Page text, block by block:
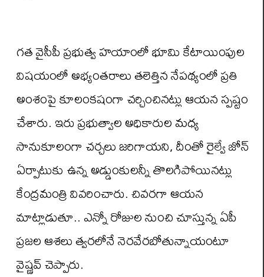
గత వైసీపీ ప్రభుత్వ హయాంలో భూమి కేటాయింపుల
విషయంలో అభ్యంతరాలు తలెత్తిన నేపథ్యంలో ప్రతి
అంశంపై కూలంకషంగా చర్చించినట్లు ఆయన స్పష్టం
చేశారు. ఇరు ప్రభుత్వాల అధికారుల మధ్య
సానుకూలంగా చర్చలు జరిగాయని, దీంతో రైల్వే జోన్
ఏర్పాటుకు ఉన్న అడ్డుంకులన్నీ తొలగిపోయినట్లు
కేంద్రమంత్రి వివరించారు. చివరగా ఆయన
మాట్లాడుతూ.. ఎన్నో రోజుల నుంచి చూస్తున్న ఏపీ
ప్రజల ఆశలు త్వరలోనే నెరవేరబోతున్నాయంటూ
వైష్ణవ్ చెప్పారు.